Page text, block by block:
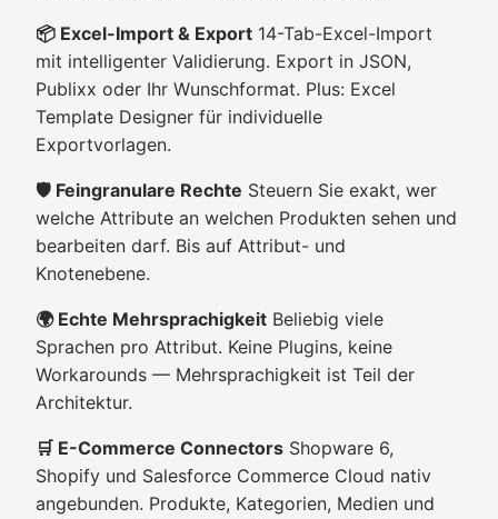
📦 Excel-Import & Export 14-Tab-Excel-Import
mit intelligenter Validierung. Export in JSON,
Publixx oder Ihr Wunschformat. Plus: Excel
Template Designer für individuelle
Exportvorlagen.
🛡️ Feingranulare Rechte Steuern Sie exakt, wer
welche Attribute an welchen Produkten sehen und
bearbeiten darf. Bis auf Attribut- und
Knotenebene.
🌍 Echte Mehrsprachigkeit Beliebig viele
Sprachen pro Attribut. Keine Plugins, keine
Workarounds — Mehrsprachigkeit ist Teil der
Architektur.
🛒 E-Commerce Connectors Shopware 6,
Shopify und Salesforce Commerce Cloud nativ
angebunden. Produkte, Kategorien, Medien und